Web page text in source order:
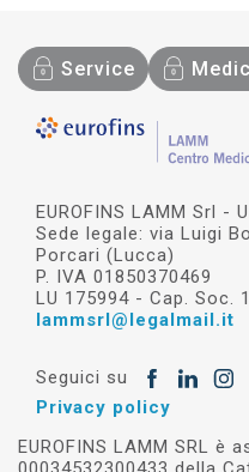
Service
EUROFINS LAMM Srl -
Sede legale: via Luigi
Porcari (Lucca)
P. IVA 01850370469
LU 175994 - Cap. Soc.
lammsrl@legalmail.it
Seguici su
Privacy policy
EUROFINS LAMM SRL è